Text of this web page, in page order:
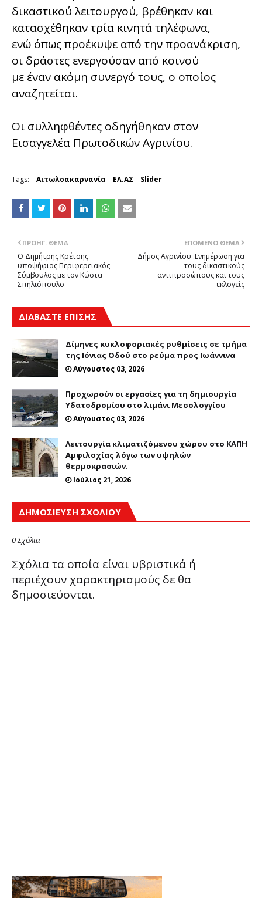
δικαστικού λειτουργού, βρέθηκαν και
κατασχέθηκαν τρία κινητά τηλέφωνα,
ενώ όπως προέκυψε από την προανάκριση,
οι δράστες ενεργούσαν από κοινού
με έναν ακόμη συνεργό τους, ο οποίος
αναζητείται.
Οι συλληφθέντες οδηγήθηκαν στον
Εισαγγελέα Πρωτοδικών Αγρινίου.
Tags: Αιτωλοακαρνανία ΕΛ.ΑΣ Slider
ΕΠΌΜΕΝΟ ΘΈΜΑ
Δήμος Αγρινίου :Ενημέρωση για
τους δικαστικούς
αντιπροσώπους και τους
εκλογείς
ΠΡΟΗΓ. ΘΈΜΑ
Ο Δημήτρης Κρέτσης
υποψήφιος Περιφερειακός
Σύμβουλος με τον Κώστα
Σπηλιόπουλο
ΔΙΑΒΑΣΤΕ ΕΠΙΣΗΣ
Δίμηνες κυκλοφοριακές ρυθμίσεις σε τμήμα
της Ιόνιας Οδού στο ρεύμα προς Ιωάννινα
Αύγουστος 03, 2026
Προχωρούν οι εργασίες για τη δημιουργία
Υδατοδρομίου στο λιμάνι Μεσολογγίου
Αύγουστος 03, 2026
Λειτουργία κλιματιζόμενου χώρου στο ΚΑΠΗ
Αμφιλοχίας λόγω των υψηλών
θερμοκρασιών.
Ιούλιος 21, 2026
ΔΗΜΟΣΊΕΥΣΗ ΣΧΟΛΊΟΥ
0 Σχόλια
Σχόλια τα οποία είναι υβριστικά ή
περιέχουν χαρακτηρισμούς δε θα
δημοσιεύονται.